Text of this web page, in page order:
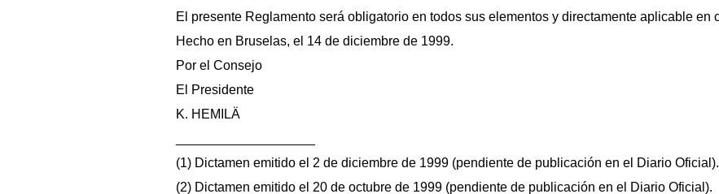
El presente Reglamento será obligatorio en todos sus elementos y directamente aplicable en
Hecho en Bruselas, el 14 de diciembre de 1999.
Por el Consejo
El Presidente
K. HEMILÄ
(1) Dictamen emitido el 2 de diciembre de 1999 (pendiente de publicación en el Diario Oficial).
(2) Dictamen emitido el 20 de octubre de 1999 (pendiente de publicación en el Diario Oficial).